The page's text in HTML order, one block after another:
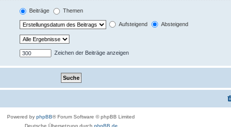
Beiträge Themen
Aufsteigend Absteigend
Zeichen der Beiträge anzeigen
Powered by phpBB® Forum Software © phpBB Limited
Deutsche Übersetzung durch phpBB.de